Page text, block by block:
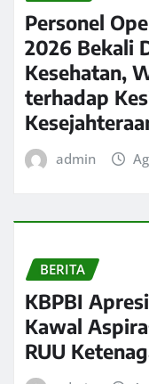
Personel
2026 Bekali
Kesehatan,
terhadap
admin
BERITA
KBPBI
Kawal
RUU